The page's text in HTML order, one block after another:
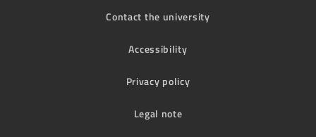
Contact the university
Accessibility
Privacy policy
Legal note